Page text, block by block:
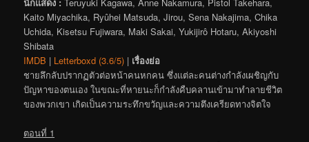
Kaito Miyachika, Ryûhei Matsuda, Jirou, Sena Nakajima, Chika
Uchida, Kisetsu Fujiwara, Maki Sakai, Yukijirô Hotaru, Akiyoshi
Shibata
IMDB | Letterboxd (3.6/5) | เรื่องย่อ
ชายลึกลับปรากฏตัวต่อหน้าคนหกคน ซึ่งแต่ละคนต่างกำลังเผชิญกับ
ปัญหาของตนเอง ในขณะที่หายนะก็กำลังคืบคลานเข้ามาทำลายชีวิต
ของพวกเขา เกิดเป็นความระทึกขวัญและความตึงเครียดทางจิตใจ
ตอนที่ 1